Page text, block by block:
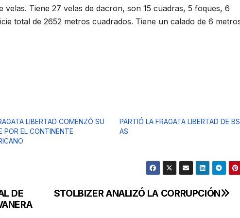
velas. Tiene 27 velas de dacron, son 15 cuadras, 5 foques, 6
total de 2652 metros cuadrados. Tiene un calado de 6
LIBERTAD COMENZÓ SU
POR EL CONTINENTE
PARTIÓ LA FRAGATA LIBERTAD DE BS
AS
STOLBIZER ANALIZÓ LA CORRUPCIÓN
DE